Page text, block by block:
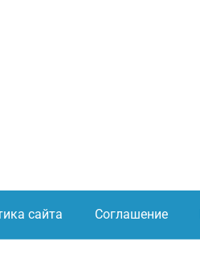
сайта Соглашение